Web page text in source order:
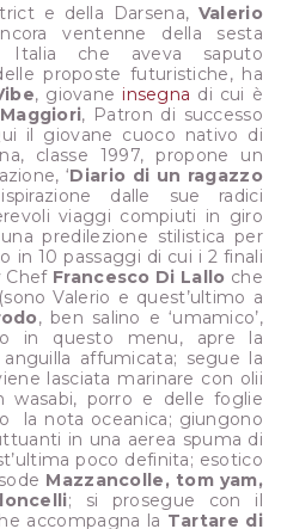
e della Darsena, Valerio
ventenne della sesta
Italia che aveva saputo
proposte futuristiche, ha
, giovane insegna di cui è
, Patron di successo
il giovane cuoco nativo di
classe 1997, propone un
‘Diario di un ragazzo
dalle sue radici
viaggi compiuti in giro
predilezione stilistica per
in 10 passaggi di cui i 2 finali
Chef Francesco Di Lallo che
Valerio e quest’ultimo a
, ben salino e ‘umamico’,
in questo menu, apre la
affumicata; segue la
lasciata marinare con olii
wasabi, porro e delle foglie
la nota oceanica; giungono
in una aerea spuma di
poco definita; esotico
Mazzancolle, tom yam,
; si prosegue con il
accompagna la Tartare di